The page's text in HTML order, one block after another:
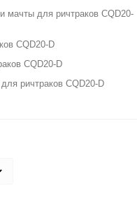
мачты для ричтраков CQD20-
CQD20-D
CQD20-D
ричтраков CQD20-D